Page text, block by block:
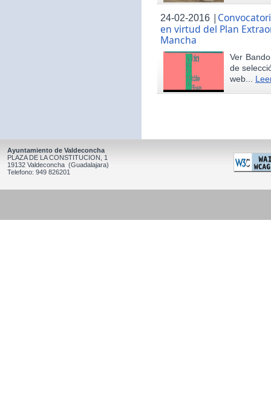
24-02-2016 |
en virtud del Plan
Mancha
Ver
de
web...
Ayuntamiento de Valdeconcha
PLAZA DE LA CONSTITUCION, 1
19132 Valdeconcha (Guadalajara)
Telefono: 949 826201